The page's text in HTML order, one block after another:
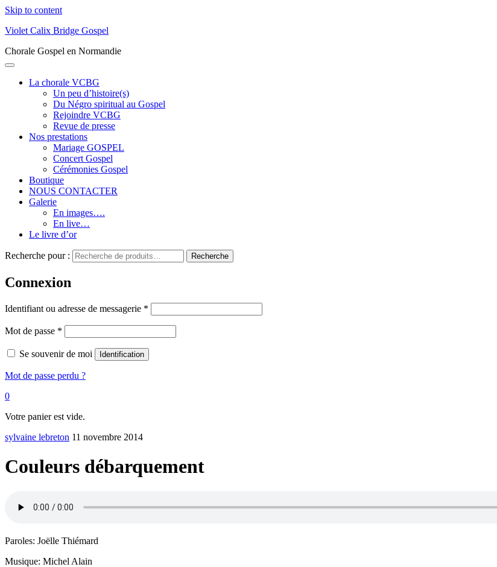
Skip to content
Violet Calix Bridge Gospel
Chorale Gospel en Normandie
La chorale VCBG
Un peu d’histoire(s)
Du Négro spiritual au Gospel
Rejoindre VCBG
Revue de presse
Nos prestations
Mariage GOSPEL
Concert Gospel
Cérémonies Gospel
Boutique
NOUS CONTACTER
Galerie
En images….
En live…
Le livre d’or
Recherche pour : Recherche
Connexion
Identifiant ou adresse de messagerie *
Mot de passe *
Se souvenir de moi Identification
Mot de passe perdu ?
0
Votre panier est vide.
sylvaine lebreton 11 novembre 2014
Couleurs débarquement
Paroles: Joëlle Thiémard
Musique: Michel Alain